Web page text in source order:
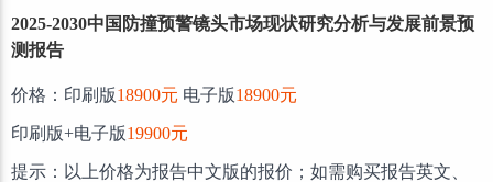
2025-2030中国防撞预警镜头市场现状研究分析与发展前景预
测报告
价格：印刷版18900元 电子版18900元
印刷版+电子版19900元
提示：以上价格为报告中文版的报价；如需购买报告英文、